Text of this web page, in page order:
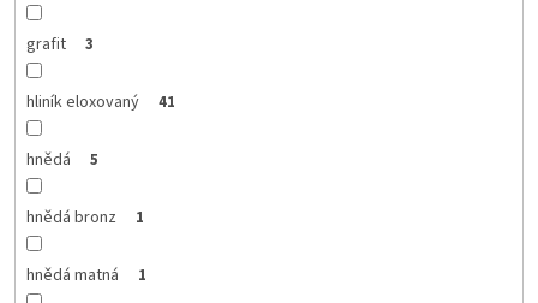
grafit 3
hliník eloxovaný 41
hnědá 5
hnědá bronz 1
hnědá matná 1